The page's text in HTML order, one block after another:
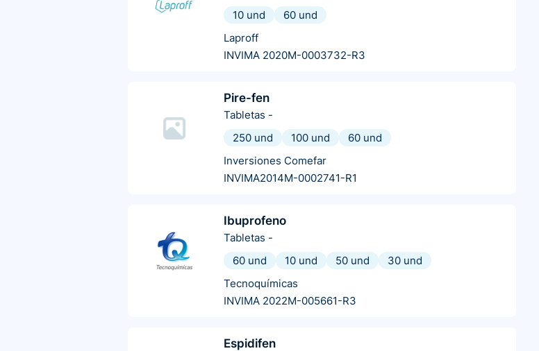
10 und
60 und
Laproff
INVIMA 2020M-0003732-R3
Pire-fen
Tabletas -
250 und
100 und
60 und
Inversiones Comefar
INVIMA2014M-0002741-R1
Ibuprofeno
Tabletas -
60 und
10 und 50 und
30 und
Tecnoquímicas
INVIMA 2022M-005661-R3
Espidifen